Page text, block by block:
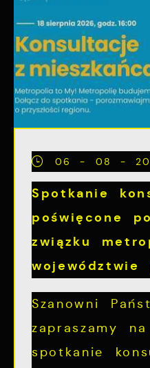
06 - 08 -
Spotkanie
poświęcone
związku
województwie
Szanowni
zapraszamy
spotkanie